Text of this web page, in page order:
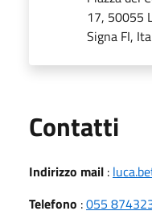
17, 50055
Signa FI,
Contatti
Indirizzo mail :
Telefono :055